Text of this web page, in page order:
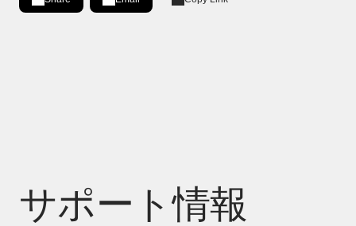
Share on LinkedIn
[Open in new window]
サポート情報